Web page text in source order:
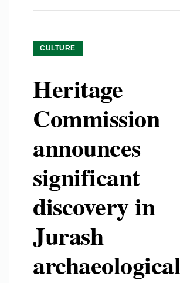
CULTURE
Heritage
Commission
announces
significant
discovery in
Jurash